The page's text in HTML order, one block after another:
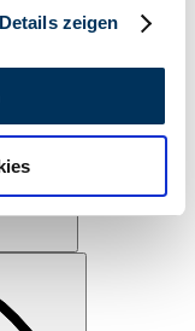
zu Ihrer
Partner für
weiter. Unsere
mit
bereitgestellt
der Dienste
Details zeigen